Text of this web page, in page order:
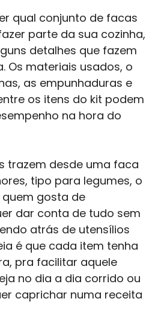
qual conjunto de facas
parte da sua cozinha,
detalhes que fazem
Os materiais usados, o
as empunhaduras e
os itens do kit podem
na hora do
trazem desde uma faca
tipo para legumes, o
gosta de
dar conta de tudo sem
atrás de utensílios
é que cada item tenha
pra facilitar aquele
no dia a dia corrido ou
caprichar numa receita